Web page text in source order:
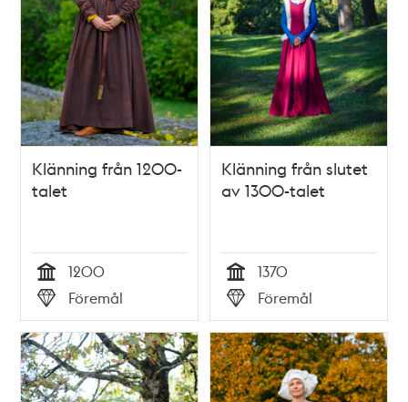
Klänning från 1200-
talet
Tid
1200
Typ
Föremål
Klänning från slutet
av 1300-talet
Tid
1370
Typ
Föremål